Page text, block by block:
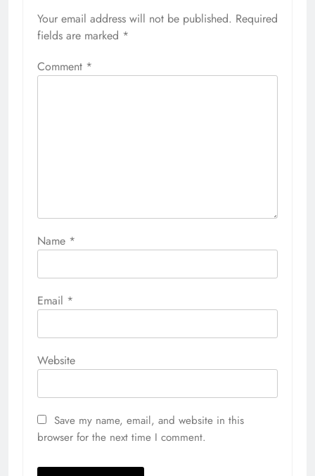
Your email address will not be published. Required
fields are marked *
Comment *
Name *
Email *
Website
Save my name, email, and website in this
browser for the next time I comment.